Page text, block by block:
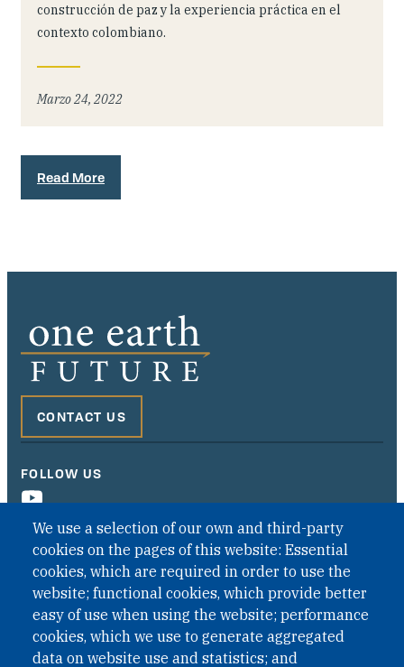
construcción de paz y la experiencia práctica en el
contexto colombiano.
Marzo 24, 2022
Read More
We use a selection of our own and third-party
cookies on the pages of this website: Essential
cookies, which are required in order to use the
website; functional cookies, which provide better
easy of use when using the website; performance
cookies, which we use to generate aggregated
data on website use and statistics; and
CONTACT US
FOLLOW US